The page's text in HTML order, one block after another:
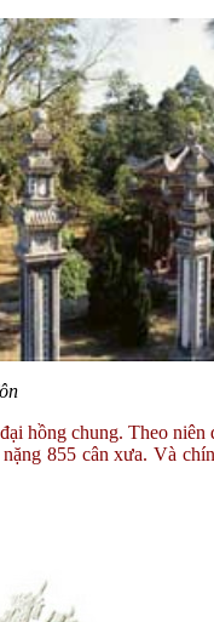
hồng chung. Theo
855 cân xưa. Và